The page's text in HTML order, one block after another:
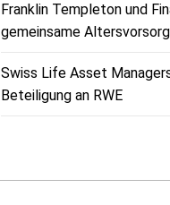
Franklin Templeton und
gemeinsame
Swiss Life Asset
Beteiligung an RWE